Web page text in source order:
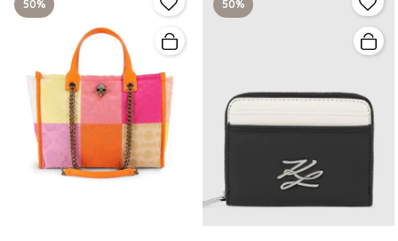
50% 50%